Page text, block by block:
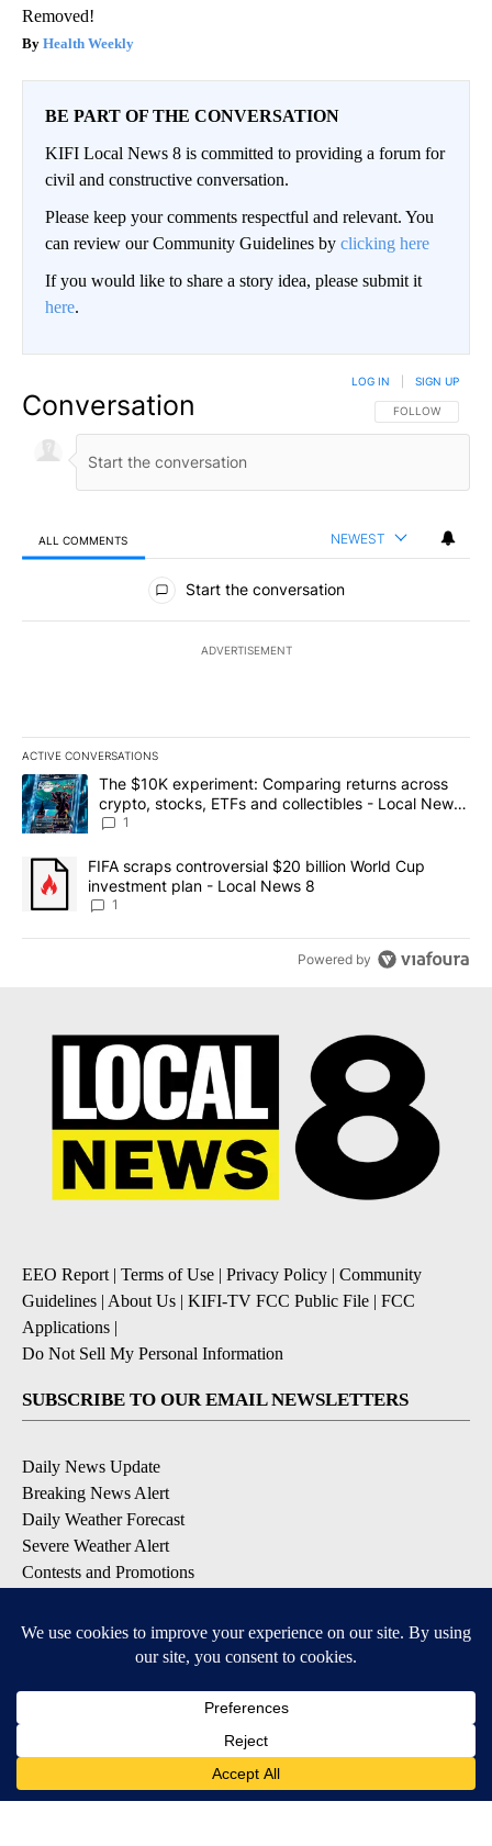
Removed!
Health Weekly
BE PART OF THE CONVERSATION
KIFI Local News 8 is committed to providing a forum for
civil and constructive conversation.
Please keep your comments respectful and relevant. You
can review our Community Guidelines by clicking here
If you would like to share a story idea, please submit it
here.
Conversation FOLLOW THIS
FOLLOW
LOG IN SIGN UP
ALL COMMENTS NEWEST
All Comments
Start the conversation
ADVERTISEMENT
ACTIVE CONVERSATIONS
The following is a list of the most commented articles in the last
A trending article titled "The $10K experiment: Comparing
The $10K experiment: Comparing returns across
crypto, stocks, ETFs and collectibles - Local News
8
1
A trending article titled "FIFA scraps controversial $20 billion
FIFA scraps controversial $20 billion World Cup
investment plan - Local News 8
1
Powered by
EEO Report| Terms of Use | Privacy Policy | Community
Guidelines | About Us | KIFI-TV FCC Public File | FCC
Applications |
Do Not Sell My Personal Information
SUBSCRIBE TO OUR EMAIL NEWSLETTERS
Daily News Update
Breaking News Alert
Daily Weather Forecast
Severe Weather Alert
Contests and Promotions